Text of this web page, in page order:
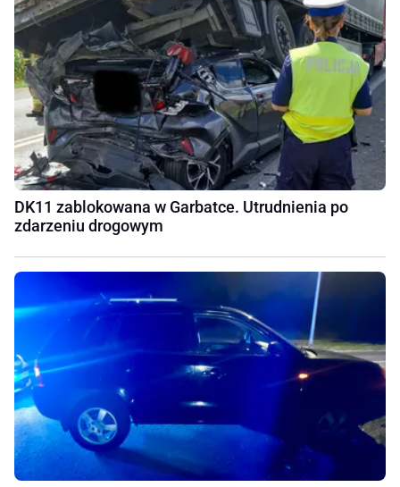
DK11 zablokowana w Garbatce. Utrudnienia po
zdarzeniu drogowym